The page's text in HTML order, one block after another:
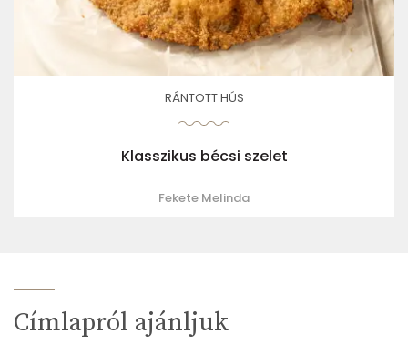
RÁNTOTT HÚS
Klasszikus bécsi szelet
Fekete Melinda
Címlapról ajánljuk